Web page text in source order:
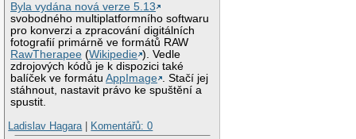
Byla vydána nová verze 5.13
svobodného multiplatformního softwaru
pro konverzi a zpracování digitálních
fotografií primárně ve formátů RAW
RawTherapee (Wikipedie ). Vedle
zdrojových kódů je k dispozici také
balíček ve formátuAppImage . Stačí jej
stáhnout, nastavit právo ke spuštění a
spustit.
Ladislav Hagara| Komentářů: 0